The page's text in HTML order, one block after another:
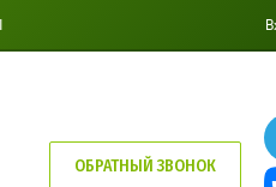
ОБРАТНЫЙ ЗВОНОК